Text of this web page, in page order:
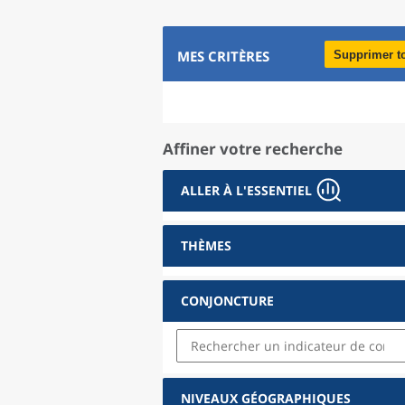
MES CRITÈRES Supprimer
Affiner votre recherche
ALLER À L'ESSENTIEL
THÈMES
CONJONCTURE
NIVEAUX GÉOGRAPHIQUES